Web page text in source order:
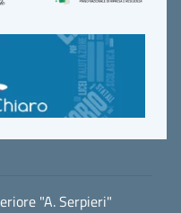
"A. Serpieri"